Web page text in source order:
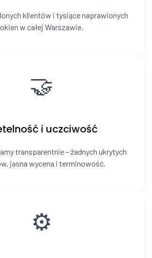
klientów i tysiące naprawionych
okien w całej Warszawie.
🤝
i uczciwość
transparentnie – żadnych ukrytych
jasna wycena i terminowość.
⚙️